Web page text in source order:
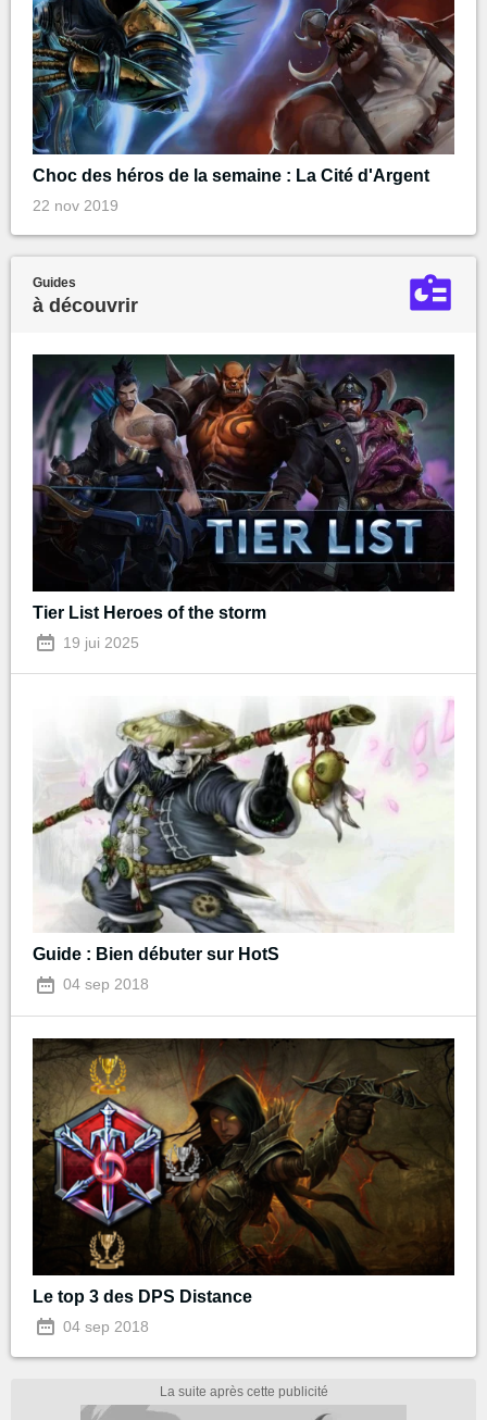
Choc des héros de la semaine : La Cité d'Argent
22 nov 2019
Guides
à découvrir
Tier List Heroes of the storm
19 jui 2025
Guide : Bien débuter sur HotS
04 sep 2018
Le top 3 des DPS Distance
04 sep 2018